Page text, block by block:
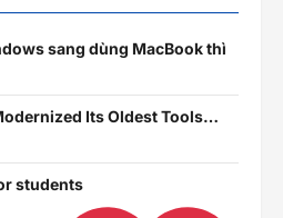
sang dùng MacBook thì
Its Oldest Tools…
students